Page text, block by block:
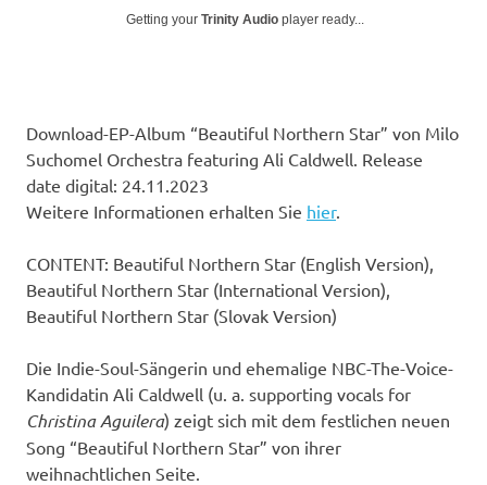
Getting your Trinity Audioplayer ready...
Download-EP-Album “Beautiful Northern Star” von Milo
Suchomel Orchestra featuring Ali Caldwell. Release
date digital: 24.11.2023
Weitere Informationen erhalten Sie hier.
CONTENT: Beautiful Northern Star (English Version),
Beautiful Northern Star (International Version),
Beautiful Northern Star (Slovak Version)
Die Indie-Soul-Sängerin und ehemalige NBC-The-Voice-
Kandidatin Ali Caldwell (u. a. supporting vocals for
Christina Aguilera) zeigt sich mit dem festlichen neuen
Song “Beautiful Northern Star” von ihrer
weihnachtlichen Seite.